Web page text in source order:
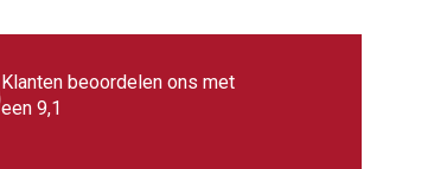
Klanten beoordelen ons met
een 9,1